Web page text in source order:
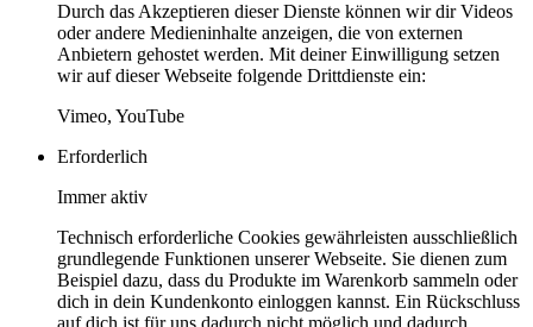
Durch das Akzeptieren dieser Dienste können wir dir Videos
oder andere Medieninhalte anzeigen, die von externen
Anbietern gehostet werden. Mit deiner Einwilligung setzen
wir auf dieser Webseite folgende Drittdienste ein:
Vimeo, YouTube
Erforderlich
Immer aktiv
Technisch erforderliche Cookies gewährleisten ausschließlich
grundlegende Funktionen unserer Webseite. Sie dienen zum
Beispiel dazu, dass du Produkte im Warenkorb sammeln oder
dich in dein Kundenkonto einloggen kannst. Ein Rückschluss